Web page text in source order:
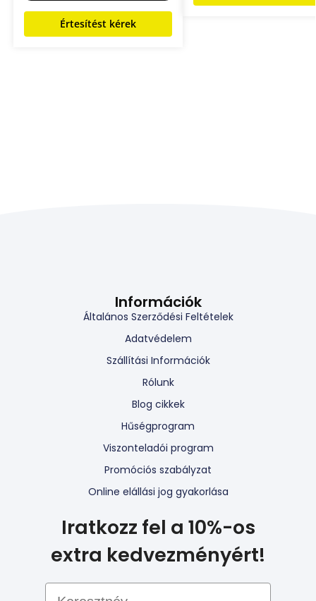
Értesítést kérek
Információk
Általános Szerződési Feltételek
Adatvédelem
Szállítási Információk
Rólunk
Blog cikkek
Hűségprogram
Viszonteladói program
Promóciós szabályzat
Online elállási jog gyakorlása
Iratkozz fel a 10%-os
extra kedvezményért!